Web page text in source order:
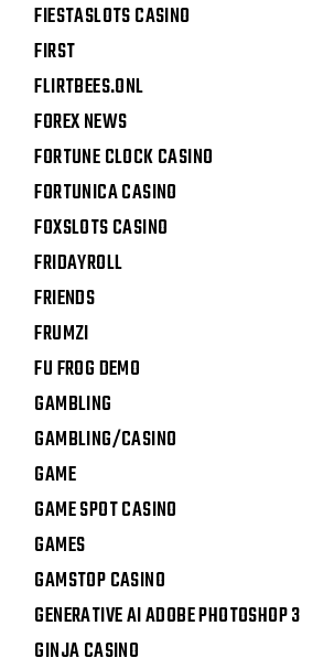
FIESTASLOTS CASINO
FIRST
FLIRTBEES.ONL
FOREX NEWS
FORTUNE CLOCK CASINO
FORTUNICA CASINO
FOXSLOTS CASINO
FRIDAYROLL
FRIENDS
FRUMZI
FU FROG DEMO
GAMBLING
GAMBLING/CASINO
GAME
GAME SPOT CASINO
GAMES
GAMSTOP CASINO
GENERATIVE AI ADOBE PHOTOSHOP 3
GINJA CASINO